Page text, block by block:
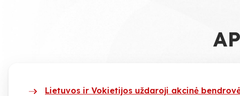
Lietuvos ir Vokietijos uždaroji akcinė